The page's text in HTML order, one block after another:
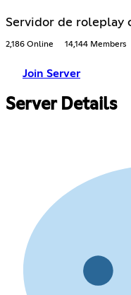
Servidor de roleplay
2,186 Online 14,144 Members
Join Server
Server Details